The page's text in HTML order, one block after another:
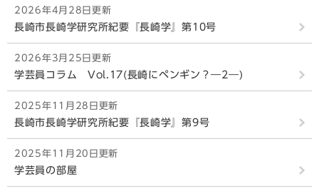
2026年4月28日更新
長崎市長崎学研究所紀要『長崎学』第10号
2026年3月25日更新
学芸員コラム Vol.17(長崎にペンギン？―2―)
2025年11月28日更新
長崎市長崎学研究所紀要『長崎学』第9号
2025年11月20日更新
学芸員の部屋